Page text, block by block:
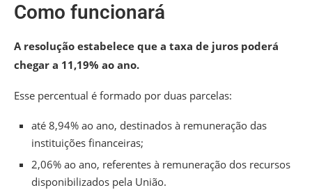
Como funcionará
A resolução estabelece que a taxa de juros poderá
chegar a 11,19% ao ano.
Esse percentual é formado por duas parcelas:
até 8,94% ao ano, destinados à remuneração das
instituições financeiras;
2,06% ao ano, referentes à remuneração dos recursos
disponibilizados pela União.